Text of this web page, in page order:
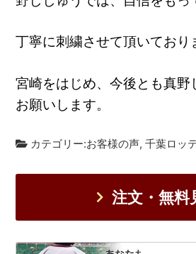
丁寧に刺繍させて頂いており
宮崎をはじめ、今後とも真野
お願いします。
カテゴリー:お客様の声,千葉ロッ
注文・無料